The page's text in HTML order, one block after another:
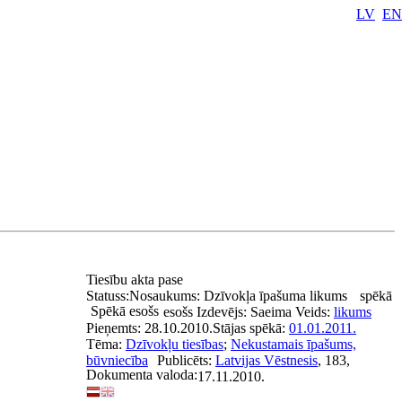
LV EN
Tiesību akta pase
Nosaukums: Dzīvokļa īpašuma likums
Statuss:
Spēkā esošs
spēkā
esošs Izdevējs: Saeima Veids: likums
Pieņemts: 28.10.2010.Stājas spēkā: 01.01.2011.
Tēma: Dzīvokļu tiesības; Nekustamais īpašums,
būvniecība
Publicēts: Latvijas Vēstnesis, 183,
17.11.2010.
Dokumenta valoda: